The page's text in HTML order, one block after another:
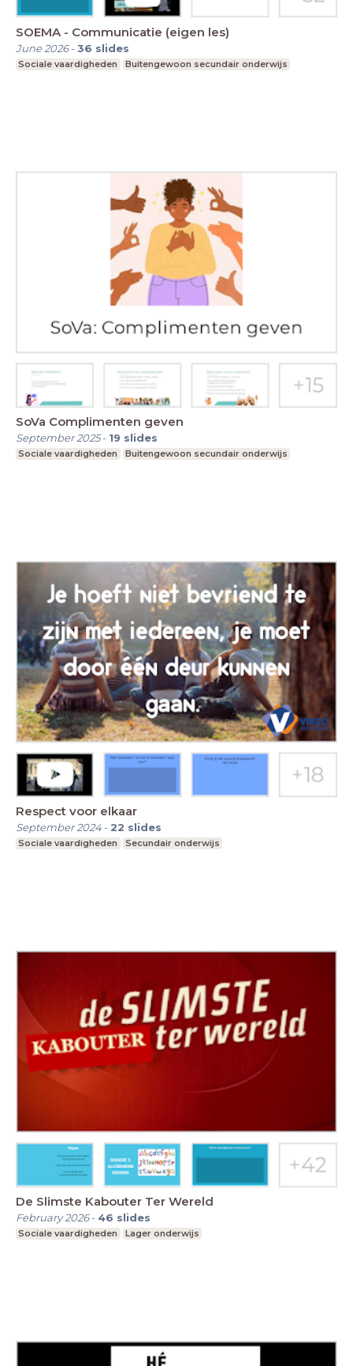
SOEMA - Communicatie (eigen les)
June 2026-36 slides
Sociale vaardigheden Buitengewoon secundair onderwijs
SoVa Complimenten geven
September 2025- 19 slides
Sociale vaardigheden Buitengewoon secundair onderwijs
Respect voor elkaar
September 2024- 22 slides
Sociale vaardigheden Secundair onderwijs
De Slimste Kabouter Ter Wereld
February 2026- 46 slides
Sociale vaardigheden Lager onderwijs